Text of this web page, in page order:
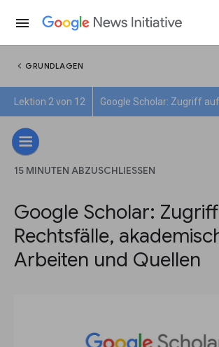
menu
chevron_left GRUNDLAGEN
Lektion 2 von 12
15 MINUTEN ABZUSCHLIESSEN
Google Scholar:
Rechtsfälle,
Arbeiten und Quellen